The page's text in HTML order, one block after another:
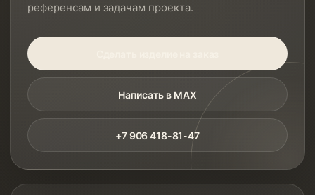
референсам и задачам проекта.
Написать в MAX
+7 906 418-81-47